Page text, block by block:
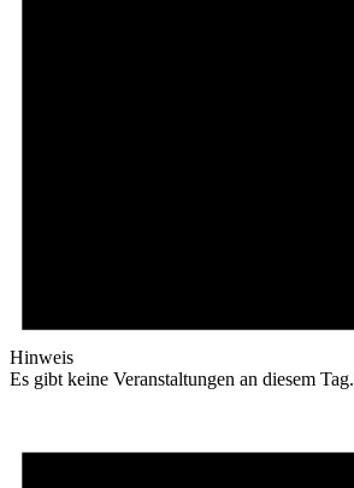
Hinweis
Es gibt keine Veranstaltungen an diesem Tag.